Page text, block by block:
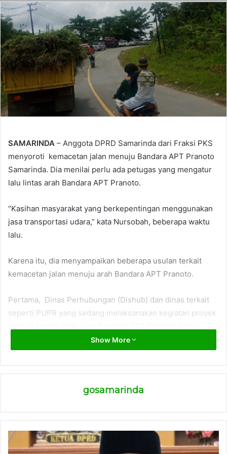
SAMARINDA – Anggota DPRD Samarinda dari Fraksi PKS
menyoroti kemacetan jalan menuju Bandara APT Pranoto
Samarinda. Dia menilai perlu ada petugas yang mengatur
lalu lintas arah Bandara APT Pranoto.
“Kasihan masyarakat yang berkepentingan menggunakan
jasa transportasi udara,” kata Nursobah, beberapa waktu
lalu.
Karena itu, dia menyampaikan beberapa usulan terkait
kemacetan jalan menuju arah Bandara APT Pranoto.
Pertama, Dinas Perhubungan (Dishub) dan dinas terkait
seperti PUPR yang sedang melaksanakan kegiatan proyek
membuat rekayasa lalu lintas. Kedua, perlu ada
pemberitahuan di semua media cetak dan elektronik
tentang situasi ini. Ketiga, pembangunan jalan dan
udara juga diperlukan. Kelima, jangan sampai warga
hopelessatas situasi dan kemacetan yang tak
dikendalikan. Keenam, Pemkot samarinda mesti proaktif.
Show More
gosamarinda